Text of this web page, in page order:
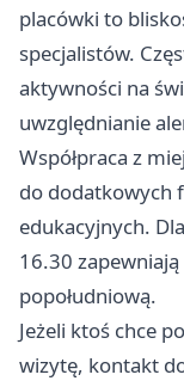
placówki to
specjalistów.
aktywności na
uwzględnianie
Współpraca z
do dodatkowych
edukacyjnych.
16.30
popołudniową.
Jeżeli ktoś chce
wizytę, kontakt